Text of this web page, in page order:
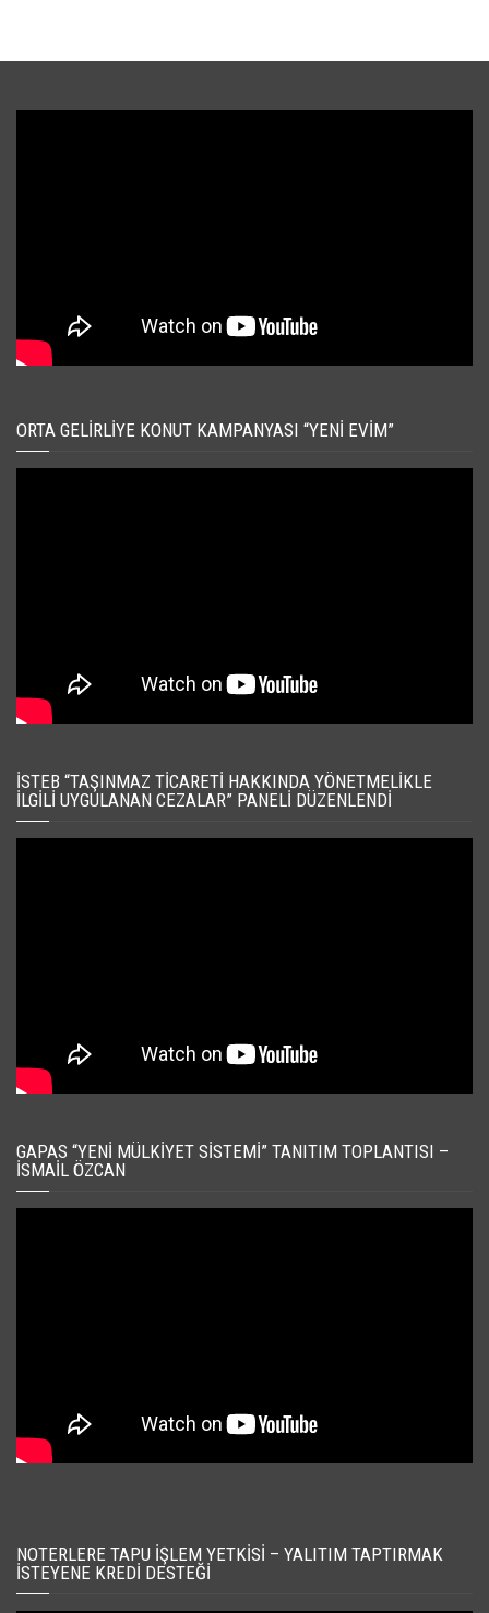
ORTA GELIRLIYE KONUT KAMPANYASI “YENI EVIM”
İSTEB “TAŞINMAZ TICARETI HAKKINDA YÖNETMELIKLE
İLGILI UYGULANAN CEZALAR” PANELI DÜZENLENDI
GAPAS “YENI MÜLKIYET SISTEMI” TANITIM TOPLANTISI –
İSMAIL ÖZCAN
NOTERLERE TAPU İŞLEM YETKISI – YALITIM TAPTIRMAK
İSTEYENE KREDI DESTEĞI